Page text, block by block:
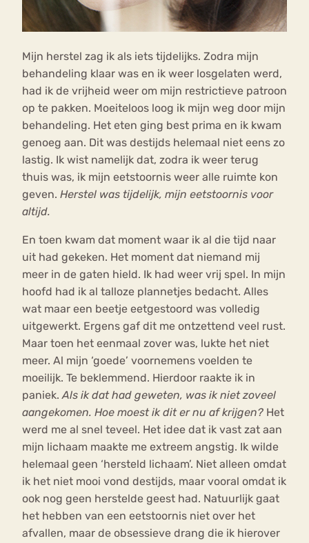
Mijn herstel zag ik als iets tijdelijks. Zodra mijn
behandeling klaar was en ik weer losgelaten werd,
had ik de vrijheid weer om mijn restrictieve patroon
op te pakken. Moeiteloos loog ik mijn weg door mijn
behandeling. Het eten ging best prima en ik kwam
genoeg aan. Dit was destijds helemaal niet eens zo
lastig. Ik wist namelijk dat, zodra ik weer terug
thuis was, ik mijn eetstoornis weer alle ruimte kon
geven. Herstel was tijdelijk, mijn eetstoornis voor
altijd.
En toen kwam dat moment waar ik al die tijd naar
uit had gekeken. Het moment dat niemand mij
meer in de gaten hield. Ik had weer vrij spel. In mijn
hoofd had ik al talloze plannetjes bedacht. Alles
wat maar een beetje eetgestoord was volledig
uitgewerkt. Ergens gaf dit me ontzettend veel rust.
Maar toen het eenmaal zover was, lukte het niet
meer. Al mijn ‘goede’ voornemens voelden te
moeilijk. Te beklemmend. Hierdoor raakte ik in
paniek.Als ik dat had geweten, was ik niet zoveel
aangekomen. Hoe moest ik dit er nu af krijgen? Het
werd me al snel teveel. Het idee dat ik vast zat aan
mijn lichaam maakte me extreem angstig. Ik wilde
helemaal geen ‘hersteld lichaam’. Niet alleen omdat
ik het niet mooi vond destijds, maar vooral omdat ik
ook nog geen herstelde geest had. Natuurlijk gaat
het hebben van een eetstoornis niet over het
afvallen, maar de obsessieve drang die ik hierover